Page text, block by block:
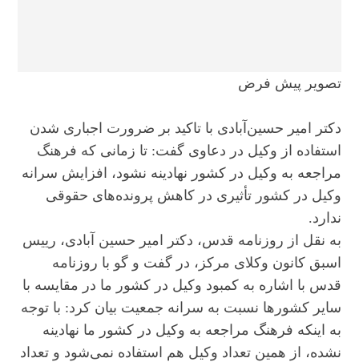
تصویر پیش فرض
دکتر امیر حسین‌آبادی با تاکید بر ضرورت اجباری شدن
استفاده از وکیل در دعاوی گفت: تا زمانی که فرهنگ
مراجعه به وکیل در کشور نهادینه نشود، افزایش سرانه
وکیل در کشور تأثیری در کاهش پرونده‌های حقوقی
ندارد.
به نقل از روزنامه قدس، دکتر امیر حسین‌ آبادی، رییس
اسبق کانون وکلای مرکز، در گفت و گو با روزنامه
قدس با اشاره به کمبود وکیل در کشور ما در مقایسه با
سایر کشورها نسبت به سرانه جمعیت بیان کرد: با توجه
به اینکه فرهنگ مراجعه به وکیل در کشور ما نهادینه
نشده، از همین تعداد وکیل هم استفاده نمی‌شود و تعداد